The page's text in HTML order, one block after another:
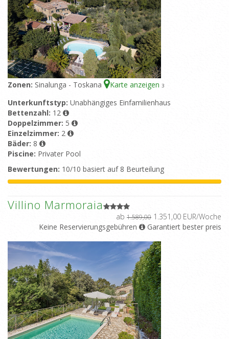
Zonen: Sinalunga - Toskana Karte anzeigen 3
Unterkunftstyp: Unabhängiges Einfamilienhaus
Bettenzahl: 12
Doppelzimmer: 5
Einzelzimmer: 2
Bäder: 8
Piscine: Privater Pool
Bewertungen: 10/10 basiert auf 8 Beurteilung
Villino Marmoraia
ab 1.589,00 1.351,00 EUR/Woche
Keine Reservierungsgebühren
Garantiert bester preis